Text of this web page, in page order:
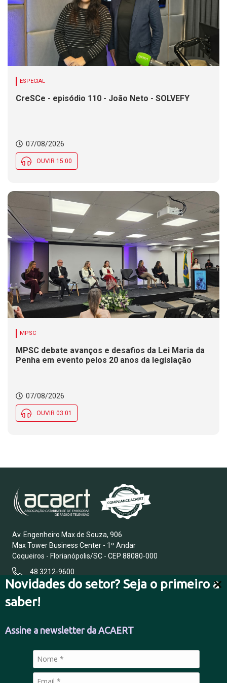
Novidades do setor? Seja o primeiro a
saber!
Assine a newsletter da ACAERT
ESPECIAL
CreSCe - episódio 110 - João Neto - SOLVEFY
07/08/2026
OUVIR 15:00
MPSC
MPSC debate avanços e desafios da Lei Maria da
Penha em evento pelos 20 anos da legislação
07/08/2026
OUVIR 03:01
Av. Engenheiro Max de Souza, 906
Max Tower Business Center - 1º Andar
Coqueiros - Florianópolis/SC - CEP 88080-000
48 3212-9600
FALE CONOSCO
POLÍTICA DE PRIVACIDADE